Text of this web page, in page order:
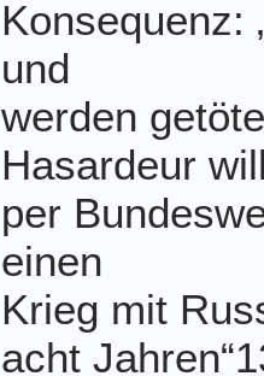
Konsequenz:
und
werden
Hasardeur
per
einen
Krieg mit
acht